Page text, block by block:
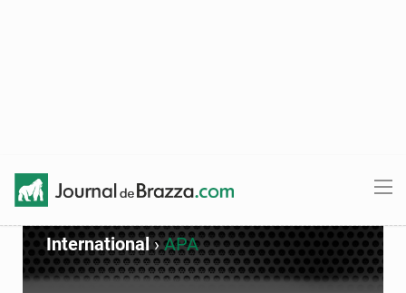
International›APA